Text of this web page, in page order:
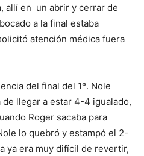
allí en un abrir y cerrar de
a la final estaba
atención médica fuera
del final del 1º. Nole
llegar a estar 4-4 igualado,
Roger sacaba para
lo quebró y estampó el 2-
ya era muy difícil de revertir,